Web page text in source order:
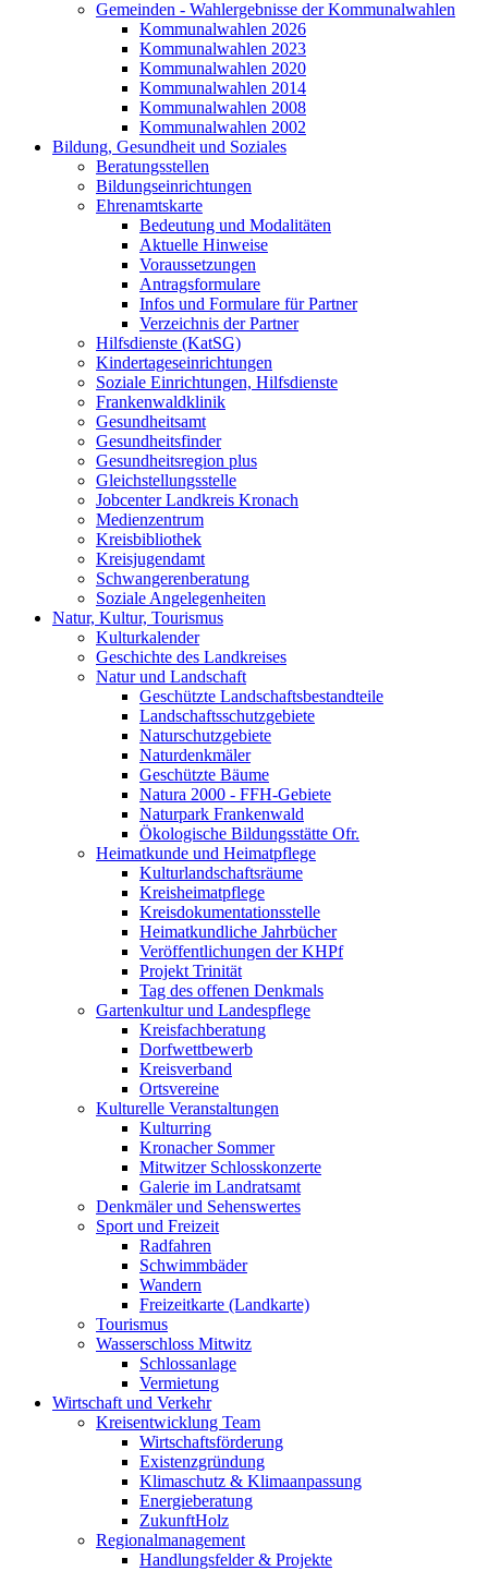
Gemeinden - Wahlergebnisse der Kommunalwahlen
Kommunalwahlen 2026
Kommunalwahlen 2023
Kommunalwahlen 2020
Kommunalwahlen 2014
Kommunalwahlen 2008
Kommunalwahlen 2002
Bildung, Gesundheit und Soziales
Beratungsstellen
Bildungseinrichtungen
Ehrenamtskarte
Bedeutung und Modalitäten
Aktuelle Hinweise
Voraussetzungen
Antragsformulare
Infos und Formulare für Partner
Verzeichnis der Partner
Hilfsdienste (KatSG)
Kindertageseinrichtungen
Soziale Einrichtungen, Hilfsdienste
Frankenwaldklinik
Gesundheitsamt
Gesundheitsfinder
Gesundheitsregion plus
Gleichstellungsstelle
Jobcenter Landkreis Kronach
Medienzentrum
Kreisbibliothek
Kreisjugendamt
Schwangerenberatung
Soziale Angelegenheiten
Natur, Kultur, Tourismus
Kulturkalender
Geschichte des Landkreises
Natur und Landschaft
Geschützte Landschaftsbestandteile
Landschaftsschutzgebiete
Naturschutzgebiete
Naturdenkmäler
Geschützte Bäume
Natura 2000 - FFH-Gebiete
Naturpark Frankenwald
Ökologische Bildungsstätte Ofr.
Heimatkunde und Heimatpflege
Kulturlandschaftsräume
Kreisheimatpflege
Kreisdokumentationsstelle
Heimatkundliche Jahrbücher
Veröffentlichungen der KHPf
Projekt Trinität
Tag des offenen Denkmals
Gartenkultur und Landespflege
Kreisfachberatung
Dorfwettbewerb
Kreisverband
Ortsvereine
Kulturelle Veranstaltungen
Kulturring
Kronacher Sommer
Mitwitzer Schlosskonzerte
Galerie im Landratsamt
Denkmäler und Sehenswertes
Sport und Freizeit
Radfahren
Schwimmbäder
Wandern
Freizeitkarte (Landkarte)
Tourismus
Wasserschloss Mitwitz
Schlossanlage
Vermietung
Wirtschaft und Verkehr
Kreisentwicklung Team
Wirtschaftsförderung
Existenzgründung
Klimaschutz & Klimaanpassung
Energieberatung
ZukunftHolz
Regionalmanagement
Handlungsfelder & Projekte